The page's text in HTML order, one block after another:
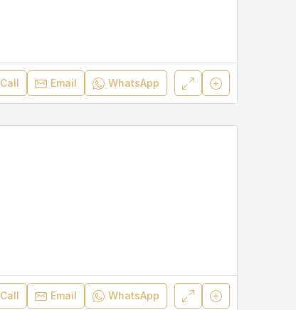
Call Email WhatsApp
Call Email WhatsApp